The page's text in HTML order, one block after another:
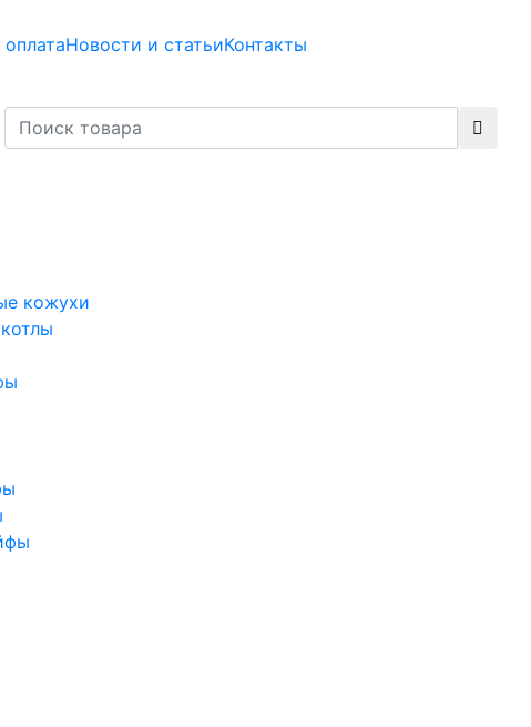
Новости и статьиКонтакты
кожухи